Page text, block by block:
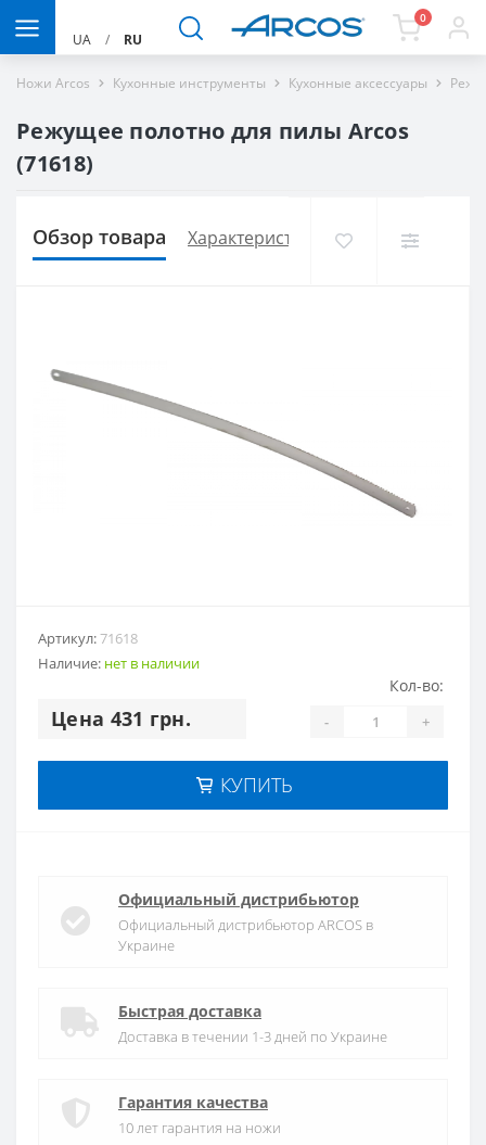
UA / RU
0
Ножи Arcos Кухонные инструменты Кухонные аксессуары
Режущее полотно для пилы Arcos
(71618)
Обзор товара Характеристики Доставка и
Артикул:71618
Наличие: нет в наличии
Цена 431 грн.
Кол-во:
- +
КУПИТЬ
Официальный дистрибьютор
Официальный дистрибьютор ARCOS в
Украине
Быстрая доставка
Доставка в течении 1-3 дней по Украине
Гарантия качества
10 лет гарантия на ножи